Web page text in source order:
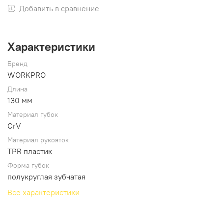
Добавить в сравнение
Характеристики
Бренд
WORKPRO
Длина
130 мм
Материал губок
CrV
Материал рукояток
TPR пластик
Форма губок
полукруглая зубчатая
Все характеристики